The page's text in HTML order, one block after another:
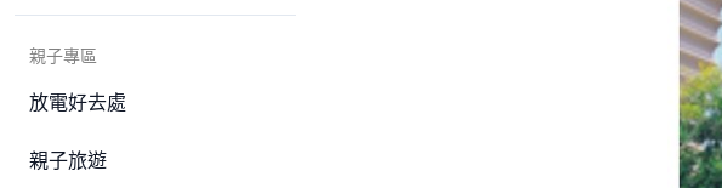
親子專區
放電好去處
親子旅遊